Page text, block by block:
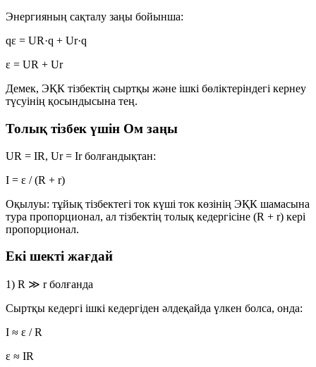
Энергияның сақталу заңы бойынша:
qε = UR·q + Ur·q
ε = UR + Ur
Демек, ЭҚК тізбектің сыртқы және ішкі бөліктеріндегі кернеу
түсуінің қосындысына тең.
Толық тізбек үшін Ом заңы
UR = IR, Ur = Irболғандықтан:
I = ε / (R + r)
Оқылуы: тұйық тізбектегі ток күші ток көзінің ЭҚК шамасына
тура пропорционал, ал тізбектің толық кедергісіне (R + r) кері
пропорционал.
Екі шекті жағдай
1) R ≫ r болғанда
Сыртқы кедергі ішкі кедергіден әлдеқайда үлкен болса, онда:
I ≈ ε / R
ε ≈ IR